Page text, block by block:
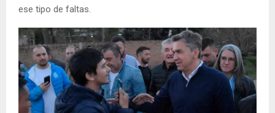
ese tipo de faltas.